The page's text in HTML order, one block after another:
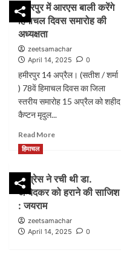
मुख्यमंत्री
14
में
की
प्रतिमा
का
कई
हमीरपुर में आरएस बाली करेंगे
हिमाचल दिवस समारोह की
अध्यक्षता
zeetsamachar
April 14, 2025
0
हमीरपुर 14 अप्रैल। (सतीश / शर्मा
) 78वें हिमाचल दिवस का जिला
स्तरीय समारोह 15 अप्रैल को शहीद
कैप्टन मृदुल...
Read MoreRead
में
आरएस
हिमाचल
दिवस
हिमाचल
कांग्रेस ने रची थी डा.
अम्बेदकर को हराने की साजिश
: जयराम
zeetsamachar
April 14, 2025
0